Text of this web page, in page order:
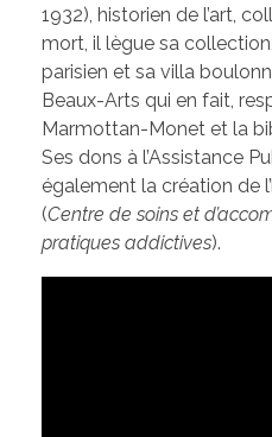
1932), historien de l’art,
mort, il lègue sa
parisien et sa villa
Beaux-Arts qui en fait,
Marmottan-Monet et la
Ses dons à l’Assistance
également la création de
(Centre de soins et
pratiques addictives).